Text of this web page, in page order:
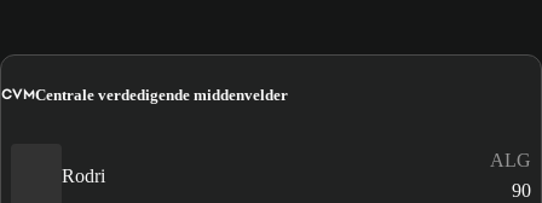
CVMCentrale verdedigende middenvelder
Rodri
ALG
90